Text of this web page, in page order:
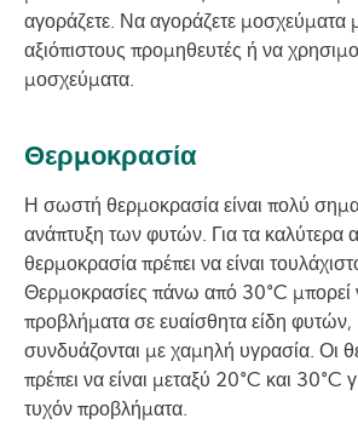
αγοράζετε. Να αγοράζετε μοσχεύματα
αξιόπιστους προμηθευτές ή να
μοσχεύματα.
Θερμοκρασία
Η σωστή θερμοκρασία είναι πολύ
ανάπτυξη των φυτών. Για τα καλύτερα
θερμοκρασία πρέπει να είναι
Θερμοκρασίες πάνω από 30°C μπορεί
προβλήματα σε ευαίσθητα είδη φυτών,
συνδυάζονται με χαμηλή υγρασία. Οι
πρέπει να είναι μεταξύ 20°C και 30°C
τυχόν προβλήματα.